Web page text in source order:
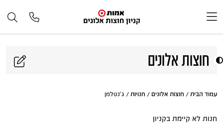
חוצות אלונים
עמוד הבית / חוצות אלונים / חנויות / ג'נטלמן
חנות לא קיימת בקניון